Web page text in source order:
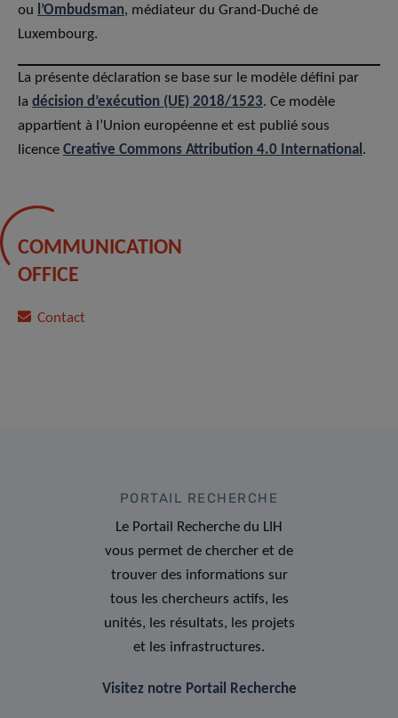
ou l’Ombudsman, médiateur du Grand-Duché de
Luxembourg.
La présente déclaration se base sur le modèle défini par
la décision d’exécution (UE) 2018/1523. Ce modèle
appartient à l’Union européenne et est publié sous
licence Creative Commons Attribution 4.0 International .
COMMUNICATION
OFFICE
Contact
PORTAIL RECHERCHE
Le Portail Recherche du LIH
vous permet de chercher et de
trouver des informations sur
tous les chercheurs actifs, les
unités, les résultats, les projets
et les infrastructures.
Visitez notre Portail Recherche